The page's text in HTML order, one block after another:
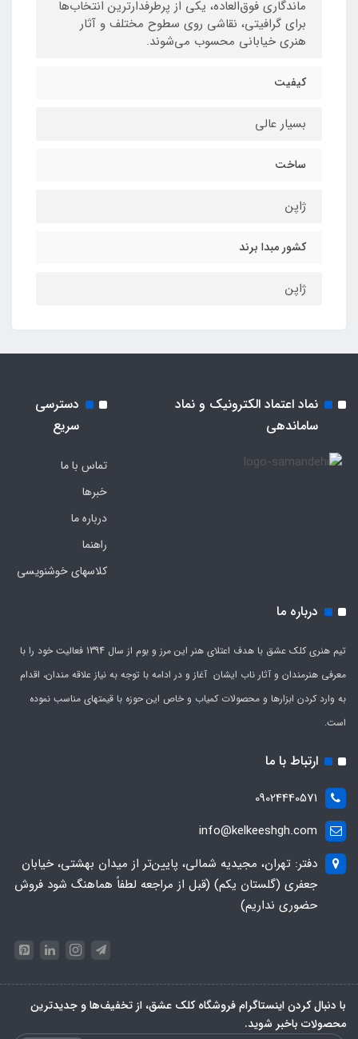
ماندگاری فوق‌العاده، یکی از پرطرفدارترین انتخاب‌ها
برای گرافیتی، نقاشی روی سطوح مختلف و آثار
هنری خیابانی محسوب می‌شوند.
کیفیت
بسیار عالی
ساخت
ژاپن
کشور مبدا برند
ژاپن
نماد اعتماد الکترونیک و نماد
ساماندهی
دسترسی
سریع
تماس با ما
خبرها
درباره ما
راهنما
کلاسهای خوشنویسی
درباره ما
تیم هنری کلک عشق با هدف اعتلای هنر این مرز و بوم از سال 1394 فعالیت خود را با
معرفی هنرمندان و آثار ناب ایشان آغاز و در ادامه با توجه به نیاز علاقه مندان، اقدام
به وارد کردن ابزارها و محصولات کمیاب و خاص این حوزه با قیمتهای مناسب نموده
است.
ارتباط با ما
09024440571
info@kelkeeshgh.com
دفتر: تهران، مجیدیه شمالی، پایین‌تر از میدان بهشتی، خیابان
جعفری (گلستان یکم) (قبل از مراجعه لطفاً هماهنگ شود فروش
حضوری نداریم)
با دنبال کردن اینستاگرام فروشگاه کلک عشق، از تخفیف‌ها و جدیدترین‌
محصولات باخبر شوید.